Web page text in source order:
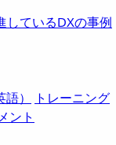
しているDXの事例
）
トレーニング
ント